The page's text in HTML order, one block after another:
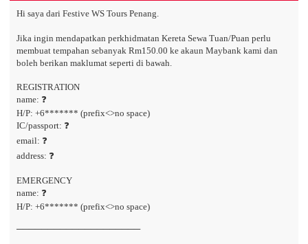
Hi saya dari Festive WS Tours Penang.
Jika ingin mendapatkan perkhidmatan Kereta Sewa Tuan/Puan perlu
membuat tempahan sebanyak Rm150.00 ke akaun Maybank kami dan
boleh berikan maklumat seperti di bawah.
REGISTRATION
name: ❓
H/P: +6******* (prefix<>no space)
IC/passport: ❓
email: ❓
address: ❓
EMERGENCY
name: ❓
H/P: +6******* (prefix<>no space)
────────────────────